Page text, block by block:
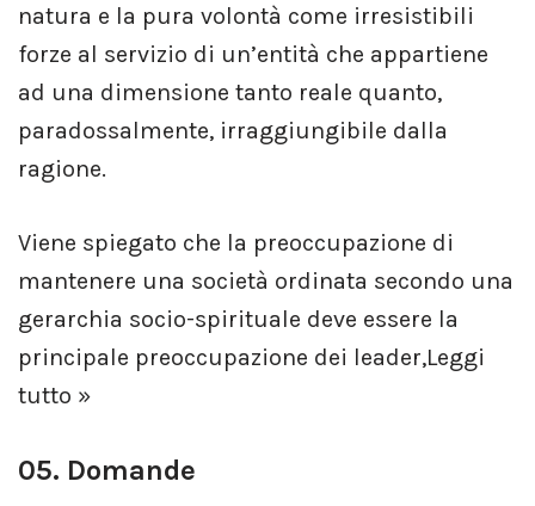
natura e la pura volontà come irresistibili
forze al servizio di un’entità che appartiene
ad una dimensione tanto reale quanto,
paradossalmente, irraggiungibile dalla
ragione.
Viene spiegato che la preoccupazione di
mantenere una società ordinata secondo una
gerarchia socio-spirituale deve essere la
principale preoccupazione dei leader,Leggi
tutto »
05. Domande